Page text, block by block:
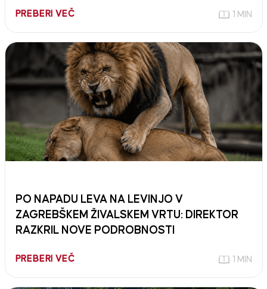
PREBERI VEČ 1 MIN
PO NAPADU LEVA NA LEVINJO V
ZAGREBŠKEM ŽIVALSKEM VRTU: DIREKTOR
RAZKRIL NOVE PODROBNOSTI
PREBERI VEČ 1 MIN